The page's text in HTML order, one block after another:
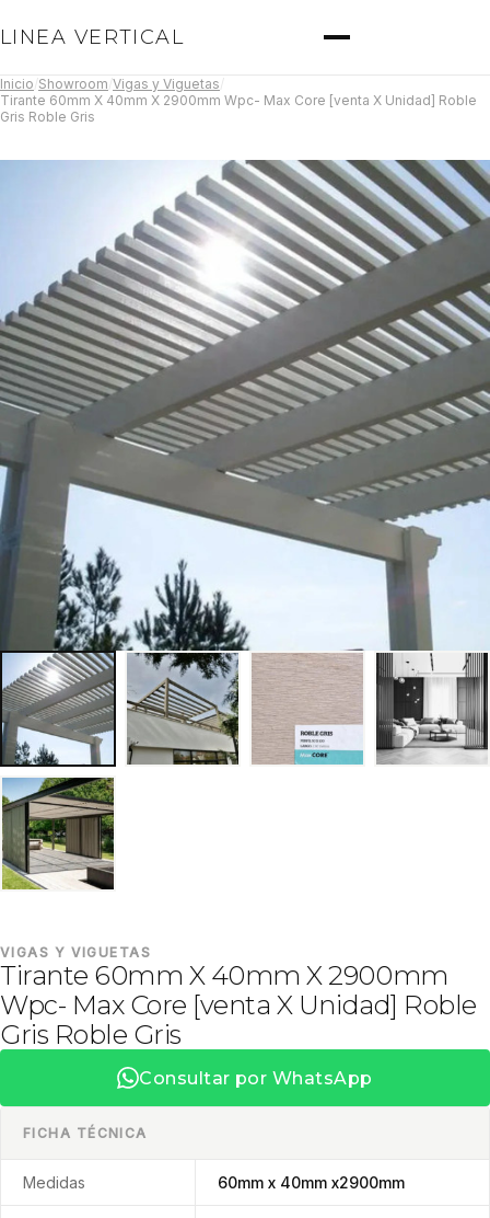
LINEA VERTICAL
Inicio Showroom Vigas y Viguetas
Tirante 60mm X 40mm X 2900mm Wpc- Max Core [venta X Unidad] Roble
Gris Roble Gris
VIGAS Y VIGUETAS
Tirante 60mm X 40mm X 2900mm
Wpc- Max Core [venta X Unidad] Roble
Gris Roble Gris
Consultar por WhatsApp
FICHA TÉCNICA
Medidas 60mm x 40mm x2900mm